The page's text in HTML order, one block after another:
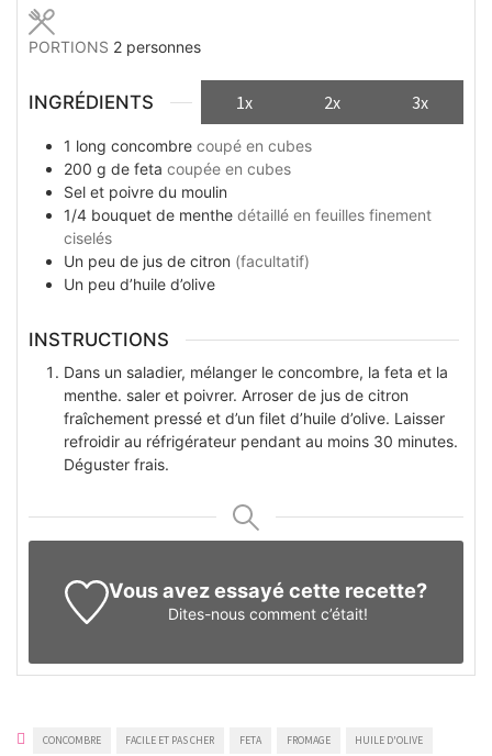
PORTIONS 2 personnes
INGRÉDIENTS 1x 2x 3x
1 long concombre coupé en cubes
200 g de feta coupée en cubes
Sel et poivre du moulin
1/4 bouquet de menthe détaillé en feuilles finement
ciselés
Un peu de jus de citron (facultatif)
Un peu d’huile d’olive
INSTRUCTIONS
Dans un saladier, mélanger le concombre, la feta et la
menthe. saler et poivrer. Arroser de jus de citron
fraîchement pressé et d’un filet d’huile d’olive. Laisser
refroidir au réfrigérateur pendant au moins 30 minutes.
Déguster frais.
Vous avez essayé cette recette?
Dites-nous comment c’était!
CONCOMBRE FACILE ET PAS CHER FETA FROMAGE HUILE D'OLIVE